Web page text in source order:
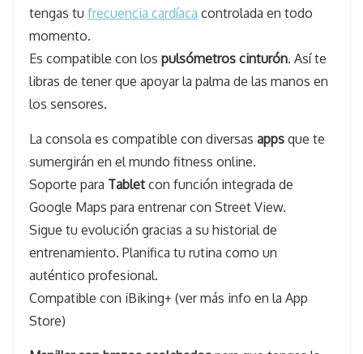
tengas tu frecuencia cardíaca controlada en todo
momento.
Es compatible con los pulsómetros cinturón. Así te
libras de tener que apoyar la palma de las manos en
los sensores.
La consola es compatible con diversas apps que te
sumergirán en el mundo fitness online.
Soporte para Tablet con función integrada de
Google Maps para entrenar con Street View.
Sigue tu evolución gracias a su historial de
entrenamiento. Planifica tu rutina como un
auténtico profesional.
Compatible con iBiking+ (ver más info en la App
Store)